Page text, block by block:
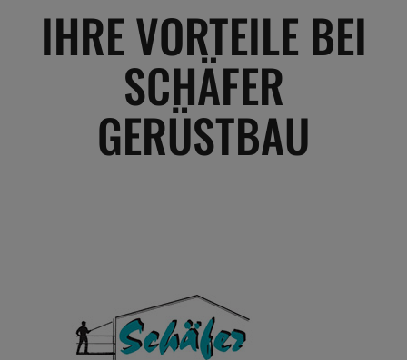
IHRE VORTEILE BEI
SCHÄFER
GERÜSTBAU